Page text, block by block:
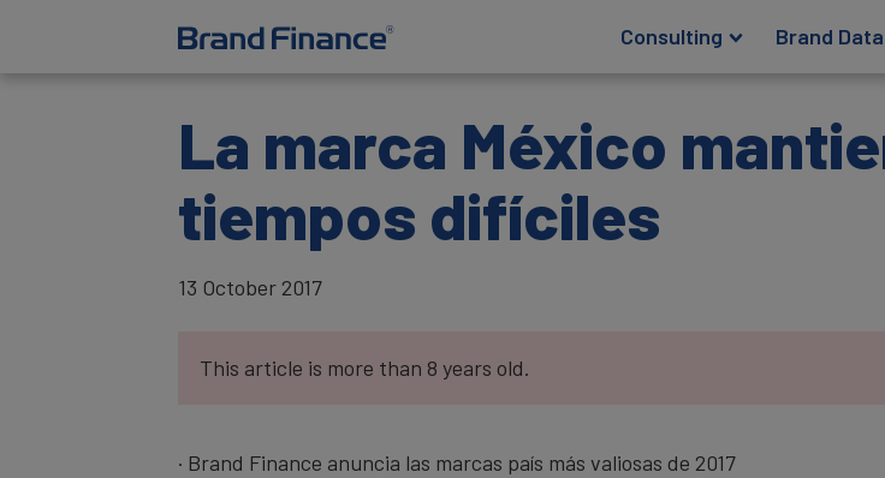
Consulting Brand Data
La marca México
tiempos difíciles
13 October 2017
This article is more than 8 years old.
· Brand Finance anuncia las marcas país más valiosas de 2017